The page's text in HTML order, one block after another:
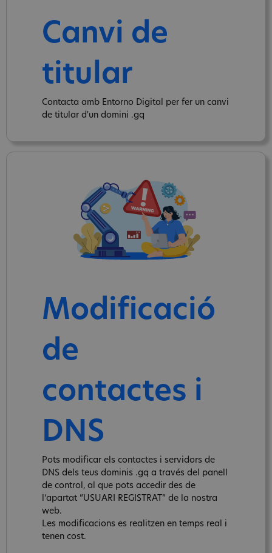
Canvi de
titular
Contacta amb Entorno Digital per fer un canvi
de titular d'un domini .gq
Modificació
de
contactes i
DNS
Pots modificar els contactes i servidors de
DNS dels teus dominis .gq a través del panell
de control, al que pots accedir des de
l‘apartat “USUARI REGISTRAT” de la nostra
web.
Les modificacions es realitzen en temps real i
tenen cost.